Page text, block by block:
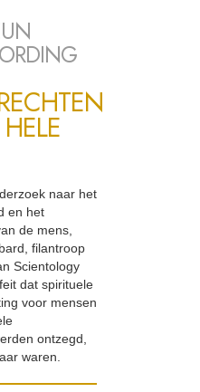
naar het
en het
de mens,
filantroop
Scientology
dat spirituele
voor mensen
ontzegd,
waren.